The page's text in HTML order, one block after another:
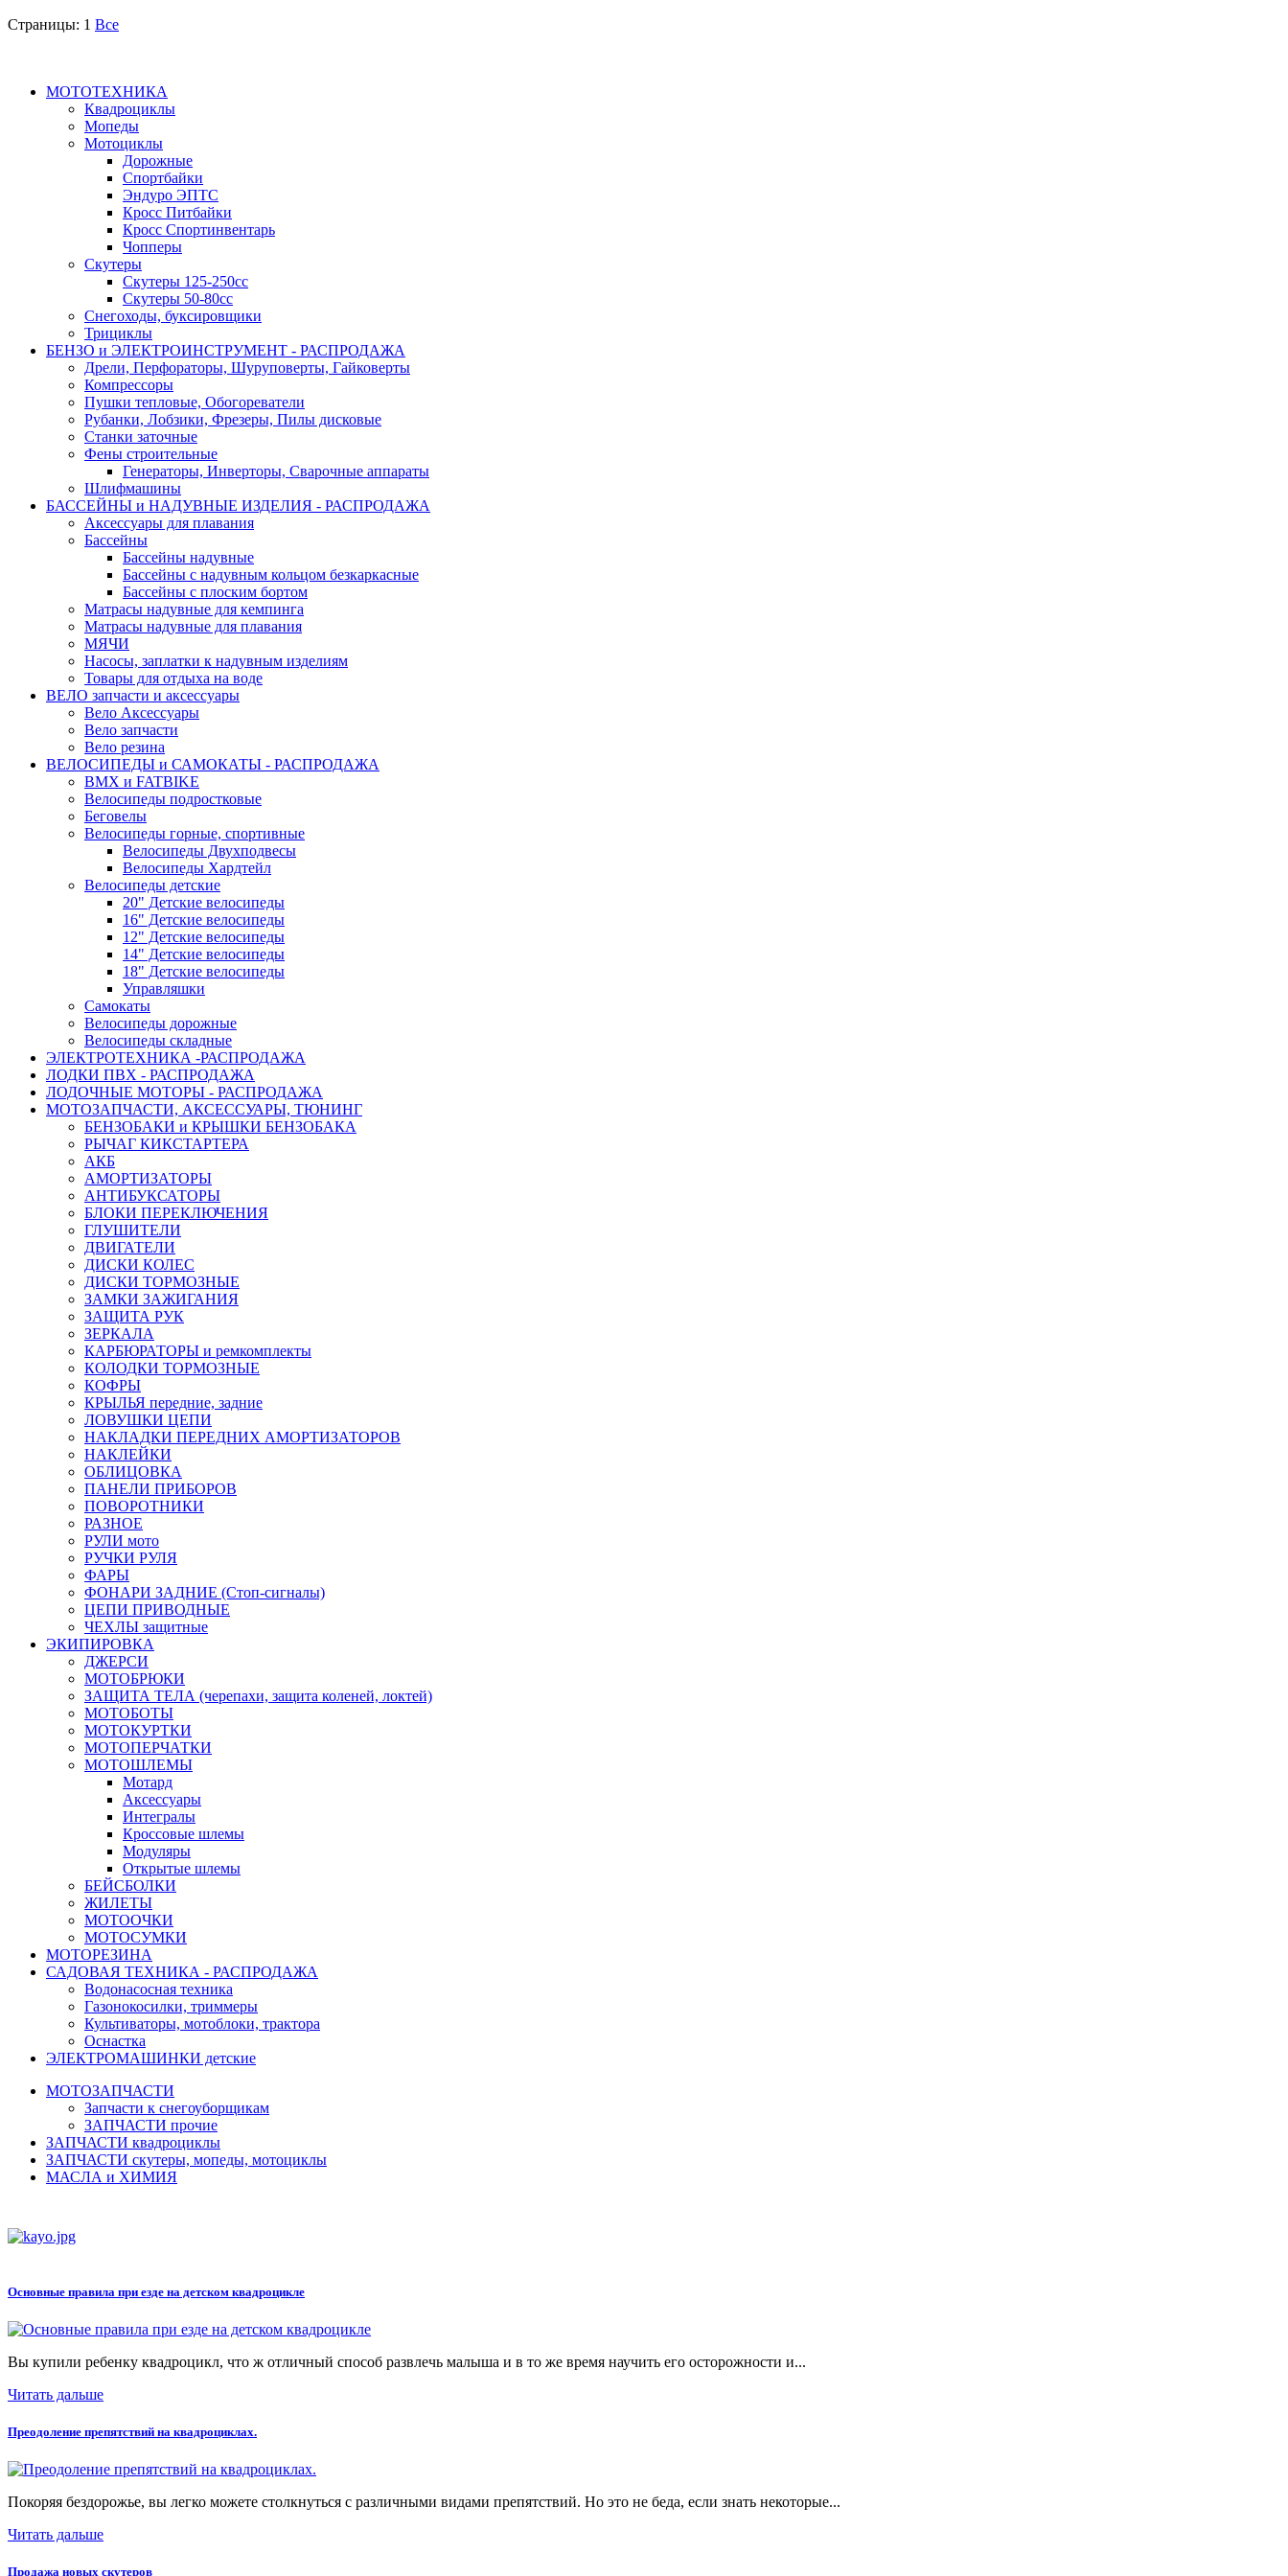
Страницы: 1 Все
МОТОТЕХНИКА
Квадроциклы
Мопеды
Мотоциклы
Дорожные
Спортбайки
Эндуро ЭПТС
Кросс Питбайки
Кросс Спортинвентарь
Чопперы
Скутеры
Скутеры 125-250сс
Скутеры 50-80сс
Снегоходы, буксировщики
Трициклы
БЕНЗО и ЭЛЕКТРОИНСТРУМЕНТ - РАСПРОДАЖА
Дрели, Перфораторы, Шуруповерты, Гайковерты
Компрессоры
Пушки тепловые, Обогореватели
Рубанки, Лобзики, Фрезеры, Пилы дисковые
Станки заточные
Фены строительные
Генераторы, Инверторы, Сварочные аппараты
Шлифмашины
БАССЕЙНЫ и НАДУВНЫЕ ИЗДЕЛИЯ - РАСПРОДАЖА
Аксессуары для плавания
Бассейны
Бассейны надувные
Бассейны с надувным кольцом безкаркасные
Бассейны с плоским бортом
Матрасы надувные для кемпинга
Матрасы надувные для плавания
МЯЧИ
Насосы, заплатки к надувным изделиям
Товары для отдыха на воде
ВЕЛО запчасти и аксессуары
Вело Аксессуары
Вело запчасти
Вело резина
ВЕЛОСИПЕДЫ и САМОКАТЫ - РАСПРОДАЖА
BMX и FATBIKE
Велосипеды подростковые
Беговелы
Велосипеды горные, спортивные
Велосипеды Двухподвесы
Велосипеды Хардтейл
Велосипеды детские
20" Детские велосипеды
16" Детские велосипеды
12" Детские велосипеды
14" Детские велосипеды
18" Детские велосипеды
Управляшки
Самокаты
Велосипеды дорожные
Велосипеды складные
ЭЛЕКТРОТЕХНИКА -РАСПРОДАЖА
ЛОДКИ ПВХ - РАСПРОДАЖА
ЛОДОЧНЫЕ МОТОРЫ - РАСПРОДАЖА
МОТОЗАПЧАСТИ, АКСЕССУАРЫ, ТЮНИНГ
БЕНЗОБАКИ и КРЫШКИ БЕНЗОБАКА
РЫЧАГ КИКСТАРТЕРА
АКБ
АМОРТИЗАТОРЫ
АНТИБУКСАТОРЫ
БЛОКИ ПЕРЕКЛЮЧЕНИЯ
ГЛУШИТЕЛИ
ДВИГАТЕЛИ
ДИСКИ КОЛЕС
ДИСКИ ТОРМОЗНЫЕ
ЗАМКИ ЗАЖИГАНИЯ
ЗАЩИТА РУК
ЗЕРКАЛА
КАРБЮРАТОРЫ и ремкомплекты
КОЛОДКИ ТОРМОЗНЫЕ
КОФРЫ
КРЫЛЬЯ передние, задние
ЛОВУШКИ ЦЕПИ
НАКЛАДКИ ПЕРЕДНИХ АМОРТИЗАТОРОВ
НАКЛЕЙКИ
ОБЛИЦОВКА
ПАНЕЛИ ПРИБОРОВ
ПОВОРОТНИКИ
РАЗНОЕ
РУЛИ мото
РУЧКИ РУЛЯ
ФАРЫ
ФОНАРИ ЗАДНИЕ (Стоп-сигналы)
ЦЕПИ ПРИВОДНЫЕ
ЧЕХЛЫ защитные
ЭКИПИРОВКА
ДЖЕРСИ
МОТОБРЮКИ
ЗАЩИТА ТЕЛА (черепахи, защита коленей, локтей)
МОТОБОТЫ
МОТОКУРТКИ
МОТОПЕРЧАТКИ
МОТОШЛЕМЫ
Мотард
Аксессуары
Интегралы
Кроссовые шлемы
Модуляры
Открытые шлемы
БЕЙСБОЛКИ
ЖИЛЕТЫ
МОТООЧКИ
МОТОСУМКИ
МОТОРЕЗИНА
САДОВАЯ ТЕХНИКА - РАСПРОДАЖА
Водонасосная техника
Газонокосилки, триммеры
Культиваторы, мотоблоки, трактора
Оснастка
ЭЛЕКТРОМАШИНКИ детские
МОТОЗАПЧАСТИ
Запчасти к снегоуборщикам
ЗАПЧАСТИ прочие
ЗАПЧАСТИ квадроциклы
ЗАПЧАСТИ скутеры, мопеды, мотоциклы
МАСЛА и ХИМИЯ
Основные правила при езде на детском квадроцикле
Вы купили ребенку квадроцикл, что ж отличный способ развлечь малыша и в то же время научить его осторожности и...
Читать дальше
Преодоление препятствий на квадроциклах.
Покоряя бездорожье, вы легко можете столкнуться с различными видами препятствий. Но это не беда, если знать некоторые...
Читать дальше
Продажа новых скутеров